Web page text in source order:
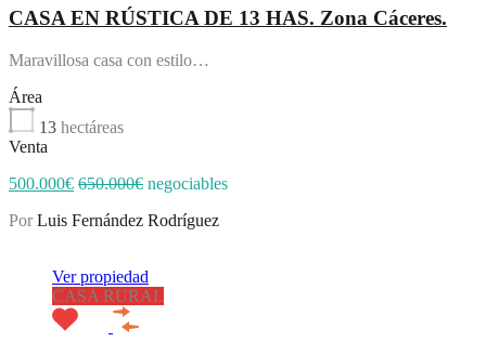
CASA EN RÚSTICA DE 13 HAS. Zona Cáceres.
Maravillosa casa con estilo…
Área
13 hectáreas
Venta
500.000€ 650.000€ negociables
Por Luis Fernández Rodríguez
Ver propiedad
CASA RURAL